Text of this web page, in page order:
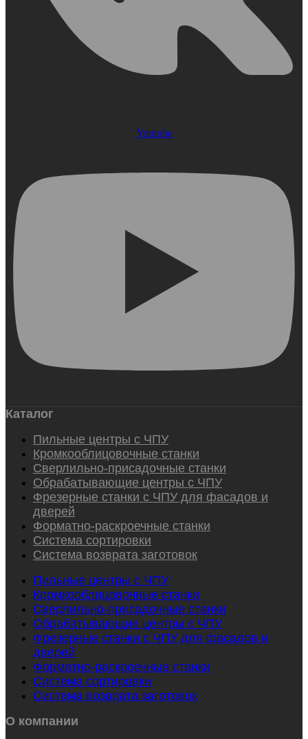
Youtube
Каталог
Пильные центры с ЧПУ
Кромкооблицовочные станки
Сверлильно-присадочные станки
Обрабатывающие центры с ЧПУ
Фрезерные станки с ЧПУ для фасадов и
дверей
Форматно-раскроечные станки
Система сортировки
Система возврата заготовок
Пильные центры с ЧПУ
Кромкооблицовочные станки
Сверлильно-присадочные станки
Обрабатывающие центры с ЧПУ
Фрезерные станки с ЧПУ для фасадов и
дверей
Форматно-раскроечные станки
Система сортировки
Система возврата заготовок
О компании